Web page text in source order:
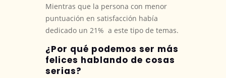
Mientras que la persona con menor
puntuación en satisfacción había
dedicado un 21% a este tipo de temas.
¿Por qué podemos ser más
felices hablando de cosas
serias?